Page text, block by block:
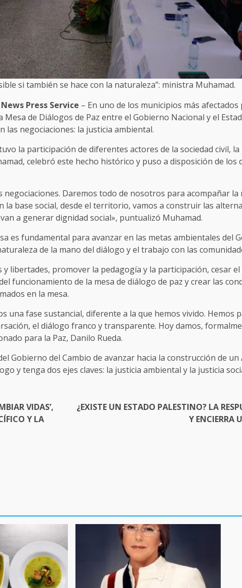
si también se hace con la naturaleza”: ministra Muhamad.
Press Service – En uno de los municipios más
de Diálogos de Paz entre el Gobierno Nacional y el
las negociaciones: la justicia ambiental.
la participación de diferentes actores de la sociedad civil,
celebró este hecho histórico y puso a disposición de los
Daremos todo de nosotros para acompañar la
la base social, desde el territorio, vamos a construir las
a generar dignidad social», puntualizó Muhamad.
es fundamental para avanzar en las metas ambientales del
de la mano del diálogo y el trabajo con las
libertades, promover la pedagogía y la participación, cesar
funcionamiento de la mesa de diálogo de paz y crear las
en la mesa.
una fase sustancial, diferente a la que hemos vivido. Hemos
el diálogo franco y transparente. Hoy damos,
para la Paz, Danilo Rueda.
Gobierno del Cambio de avanzar hacia la construcción de un
y tenga dos ejes claves: la justicia ambiental y la justicia
VIDAS’,
Y LA
¿EXISTE UN ESTADO PALESTINO? LA
Y ENCIERRA